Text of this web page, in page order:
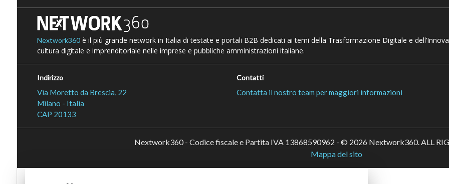
Nextwork360è il più grande network in Italia di testate e portali B2B dedicati ai temi della Trasformazione Digitale e
cultura digitale e imprenditoriale nelle imprese e pubbliche amministrazioni italiane.
Indirizzo
Via Moretto da Brescia, 22
Milano - Italia
CAP 20133
Contatti
Contatta il nostro team per maggiori informazioni
Nextwork360 - Codice fiscale e Partita IVA 13868590962 - © 2026 Nextwork360. ALL
Mappa del sito